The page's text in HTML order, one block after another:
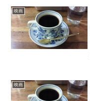
映画
映画